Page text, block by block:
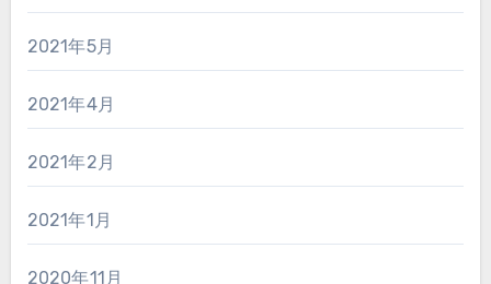
2021年5月
2021年4月
2021年2月
2021年1月
2020年11月